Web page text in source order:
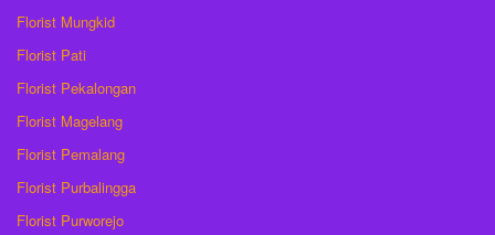
Florist Mungkid
Florist Pati
Florist Pekalongan
Florist Magelang
Florist Pemalang
Florist Purbalingga
Florist Purworejo